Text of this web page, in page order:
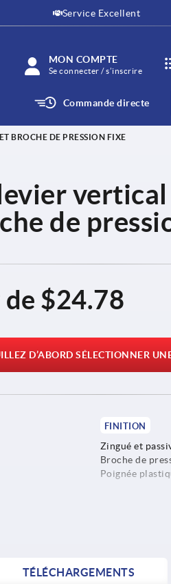
Service Excellent
MON COMPTE
Se connecter / s’inscrire
Commande directe
BROCHE DE PRESSION FIXE
vertical
de
$24.78
D’ABORD SÉLECTIONNER
FINITION
Zingué et
Broche de
Poignée
TÉLÉCHARGEMENTS